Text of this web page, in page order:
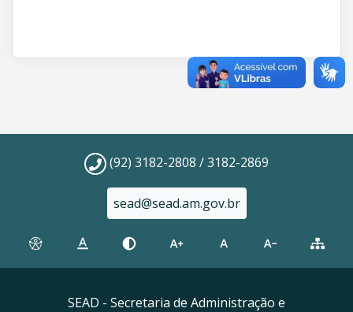
(92) 3182-2808 / 3182-2869
sead@sead.am.gov.br
SEAD - Secretaria de Administração e